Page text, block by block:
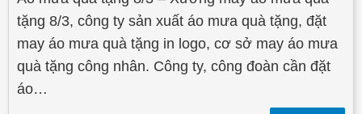
tặng 8/3, công ty sản xuất áo mưa quà tặng, đặt
may áo mưa quà tặng in logo, cơ sở may áo mưa
quà tặng công nhân. Công ty, công đoàn cần đặt
áo…